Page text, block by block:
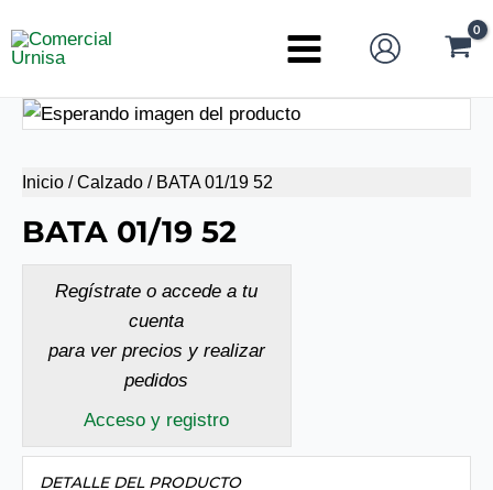
al
Main
Menu
Inicio /Calzado / BATA 01/19 52
BATA 01/19 52
Regístrate o accede a tu
cuenta
para ver precios y realizar
pedidos
Acceso y registro
DETALLE DEL PRODUCTO